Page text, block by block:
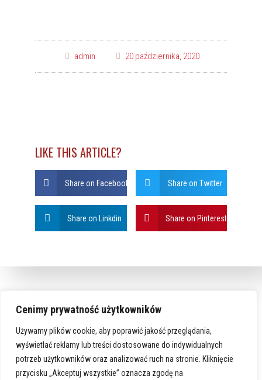
Cenimy prywatność użytkowników
Używamy plików cookie, aby poprawić jakość przeglądania,
wyświetlać reklamy lub treści dostosowane do indywidualnych
potrzeb użytkowników oraz analizować ruch na stronie. Kliknięcie
przycisku „Akceptuj wszystkie” oznacza zgodę na
admin 20 października, 2020
LIKE THIS ARTICLE?
Share on Facebook Share on Twitter
Share on Linkdin Share on Pinterest